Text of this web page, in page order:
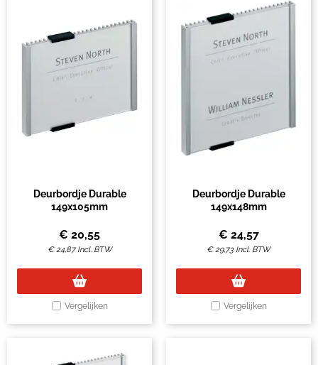
Deurbordje Durable
149x105mm
€ 20,55
€24,87 Incl. BTW
Vergelijken
Deurbordje Durable
149x148mm
€ 24,57
€29,73 Incl. BTW
Vergelijken